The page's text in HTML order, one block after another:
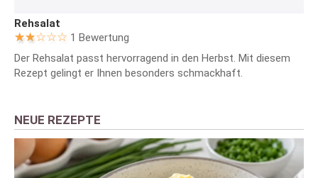
Rehsalat
1 Bewertung
Der Rehsalat passt hervorragend in den Herbst. Mit diesem
Rezept gelingt er Ihnen besonders schmackhaft.
NEUE REZEPTE